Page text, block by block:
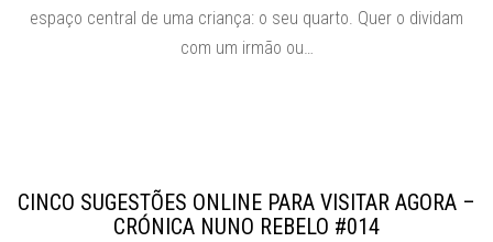
espaço central de uma criança: o seu quarto. Quer o dividam
com um irmão ou…
CINCO SUGESTÕES ONLINE PARA VISITAR AGORA –
CRÓNICA NUNO REBELO #014